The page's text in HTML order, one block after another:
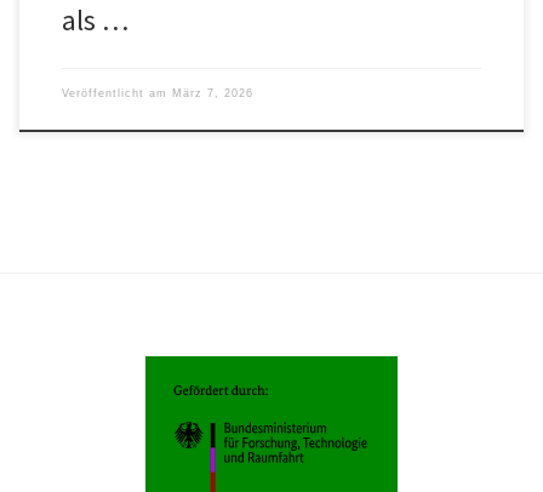
als …
Veröffentlicht am März 7, 2026